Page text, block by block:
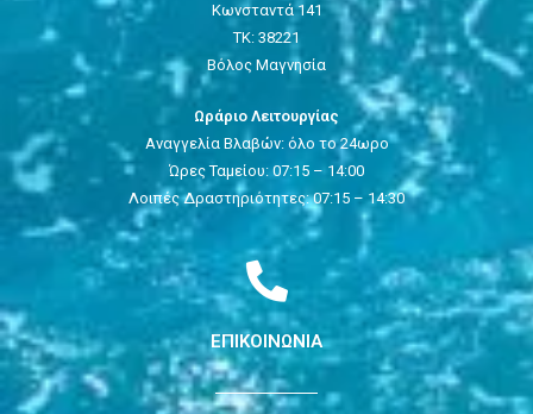
Κωνσταντά 141
ΤΚ: 38221
Βόλος Μαγνησία
Ωράριο Λειτουργίας
Αναγγελία Βλαβών: όλο το 24ωρο
Ώρες Ταμείου: 07:15 – 14:00
Λοιπές Δραστηριότητες: 07:15 – 14:30
ΕΠΙΚΟΙΝΩΝΙΑ